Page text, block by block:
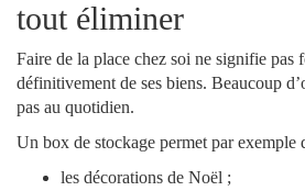
tout éliminer
Faire de la place chez soi ne signifie pas
définitivement de ses biens. Beaucoup
pas au quotidien.
Un box de stockage permet par exemple
les décorations de Noël ;